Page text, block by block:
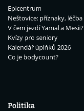
Epicentrum
Neštovice: příznaky, léčba
V čem jezdí Yamal a Mesii?
Kvízy pro seniory
Kalendář úplňků 2026
Co je bodycount?
Politika